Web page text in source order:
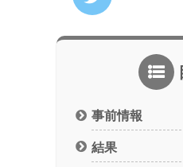
事前情報
結果